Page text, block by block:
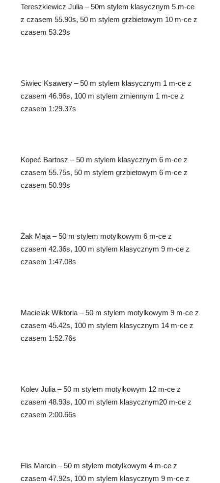
Tereszkiewicz Julia – 50m stylem klasycznym 5 m-ce
z czasem 55.90s, 50 m stylem grzbietowym 10 m-ce z
czasem 53.29s
Siwiec Ksawery – 50 m stylem klasycznym 1 m-ce z
czasem 46.96s, 100 m stylem zmiennym 1 m-ce z
czasem 1:29.37s
Kopeć Bartosz – 50 m stylem klasycznym 6 m-ce z
czasem 55.75s, 50 m stylem grzbietowym 6 m-ce z
czasem 50.99s
Żak Maja – 50 m stylem motylkowym 6 m-ce z
czasem 42.36s, 100 m stylem klasycznym 9 m-ce z
czasem 1:47.08s
Macielak Wiktoria – 50 m stylem motylkowym 9 m-ce z
czasem 45.42s, 100 m stylem klasycznym 14 m-ce z
czasem 1:52.76s
Kolev Julia – 50 m stylem motylkowym 12 m-ce z
czasem 48.93s, 100 m stylem klasycznym20 m-ce z
czasem 2:00.66s
Flis Marcin – 50 m stylem motylkowym 4 m-ce z
czasem 47.92s, 100 m stylem klasycznym 9 m-ce z